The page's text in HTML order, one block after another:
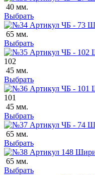
40 мм.
Выбрать
65 мм.
Выбрать
102
45 мм.
Выбрать
101
45 мм.
Выбрать
65 мм.
Выбрать
65 мм.
Выбрать